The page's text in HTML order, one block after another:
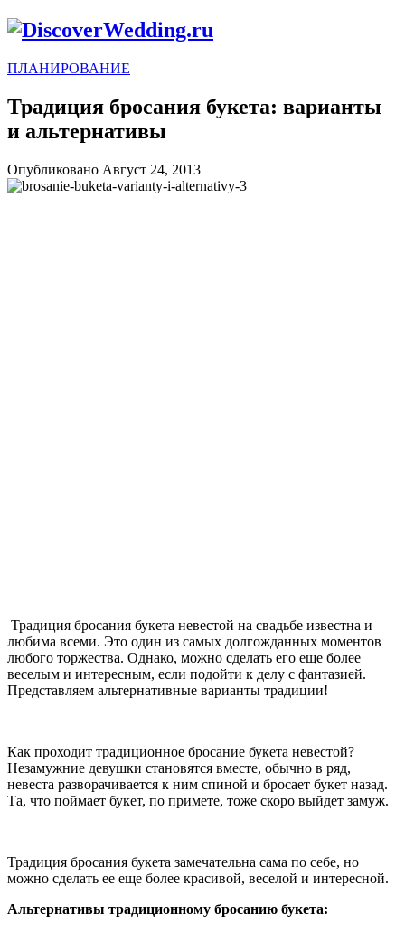
ПЛАНИРОВАНИЕ
Традиция бросания букета: варианты
и альтернативы
Опубликовано Август 24, 2013
Традиция бросания букета невестой на свадьбе известна и
любима всеми. Это один из самых долгожданных моментов
любого торжества. Однако, можно сделать его еще более
веселым и интересным, если подойти к делу с фантазией.
Представляем альтернативные варианты традиции!
Как проходит традиционное бросание букета невестой?
Незамужние девушки становятся вместе, обычно в ряд,
невеста разворачивается к ним спиной и бросает букет назад.
Та, что поймает букет, по примете, тоже скоро выйдет замуж.
Традиция бросания букета замечательна сама по себе, но
можно сделать ее еще более красивой, веселой и интересной.
Альтернативы традиционному бросанию букета: